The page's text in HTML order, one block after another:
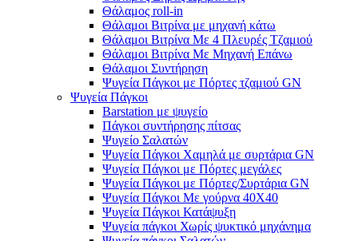
Θάλαμος roll-in
Θάλαμοι Βιτρίνα με μηχανή κάτω
Θάλαμοι Βιτρίνα Με 4 Πλευρές Τζαμιού
Θάλαμοι Βιτρίνα Με Μηχανή Επάνω
Θάλαμοι Συντήρηση
Ψυγεία Πάγκοι με Πόρτες τζαμιού GN
Ψυγεία Πάγκοι
Barstation με ψυγείο
Πάγκοι συντήρησης πίτσας
Ψυγείο Σαλατών
Ψυγεία Πάγκοι Χαμηλά με συρτάρια GN
Ψυγεία Πάγκοι με Πόρτες μεγάλες
Ψυγεία Πάγκοι με Πόρτες/Συρτάρια GN
Ψυγεία Πάγκοι Με γούρνα 40Χ40
Ψυγεία Πάγκοι Κατάψυξη
Ψυγεία πάγκοι Χωρίς ψυκτικό μηχάνημα